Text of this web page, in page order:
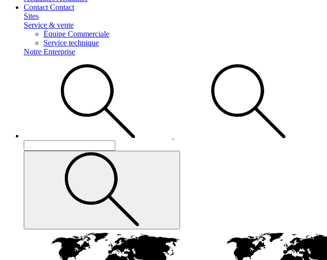
Contact Contact
Sites
Service & vente
Équipe Commerciale
Service technique
Notre Enterprise